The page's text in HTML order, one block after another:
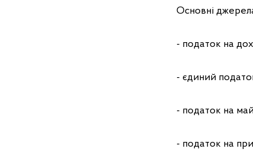
Основні
- податок на
- єдиний
- податок на
- податок на